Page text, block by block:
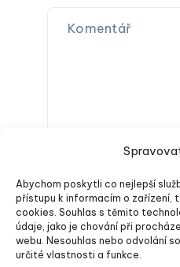
Abychom poskytli co nejlepší
přístupu k informacím o zařízení,
cookies. Souhlas s těmito
údaje, jako je chování při
webu. Nesouhlas nebo odvolání
určité vlastnosti a funkce.